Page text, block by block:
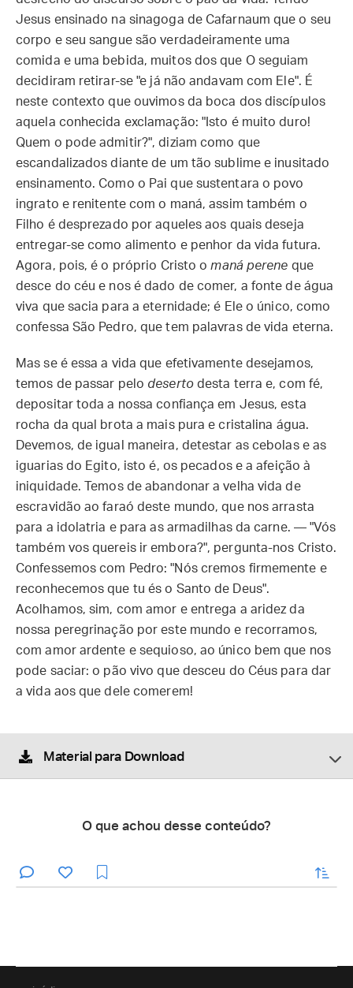
Jesus ensinado na sinagoga de Cafarnaum que o seu
corpo e seu sangue são verdadeiramente uma
comida e uma bebida, muitos dos que O seguiam
decidiram retirar-se "e já não andavam com Ele". É
neste contexto que ouvimos da boca dos discípulos
aquela conhecida exclamação: "Isto é muito duro!
Quem o pode admitir?", diziam como que
escandalizados diante de um tão sublime e inusitado
ensinamento. Como o Pai que sustentara o povo
ingrato e renitente com o maná, assim também o
Filho é desprezado por aqueles aos quais deseja
entregar-se como alimento e penhor da vida futura.
Agora, pois, é o próprio Cristo omaná perene que
desce do céu e nos é dado de comer, a fonte de água
viva que sacia para a eternidade; é Ele o único, como
confessa São Pedro, que tem palavras de vida eterna.
Mas se é essa a vida que efetivamente desejamos,
temos de passar pelo desertodesta terra e, com fé,
depositar toda a nossa confiança em Jesus, esta
rocha da qual brota a mais pura e cristalina água.
Devemos, de igual maneira, detestar as cebolas e as
iguarias do Egito, isto é, os pecados e a afeição à
iniquidade. Temos de abandonar a velha vida de
escravidão ao faraó deste mundo, que nos arrasta
para a idolatria e para as armadilhas da carne. — "Vós
também vos quereis ir embora?", pergunta-nos Cristo.
Confessemos com Pedro: "Nós cremos firmemente e
reconhecemos que tu és o Santo de Deus".
Acolhamos, sim, com amor e entrega a aridez da
nossa peregrinação por este mundo e recorramos,
com amor ardente e sequioso, ao único bem que nos
pode saciar: o pão vivo que desceu do Céus para dar
a vida aos que dele comerem!
Material para Download
O que achou desse conteúdo?
enviar